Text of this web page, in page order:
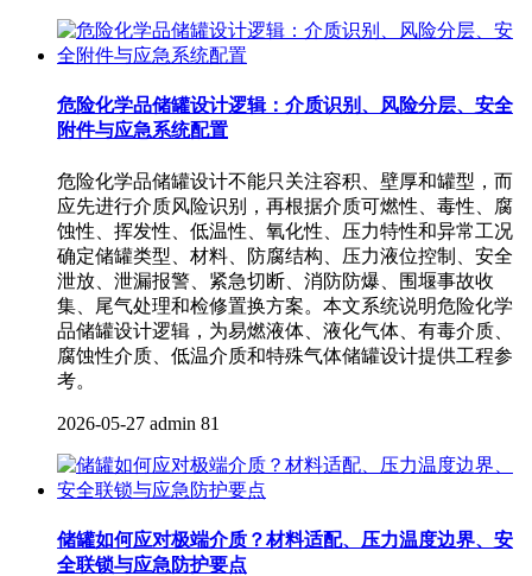
危险化学品储罐设计逻辑：介质识别、风险分层、安全
附件与应急系统配置
危险化学品储罐设计不能只关注容积、壁厚和罐型，而
应先进行介质风险识别，再根据介质可燃性、毒性、腐
蚀性、挥发性、低温性、氧化性、压力特性和异常工况
确定储罐类型、材料、防腐结构、压力液位控制、安全
泄放、泄漏报警、紧急切断、消防防爆、围堰事故收
集、尾气处理和检修置换方案。本文系统说明危险化学
品储罐设计逻辑，为易燃液体、液化气体、有毒介质、
腐蚀性介质、低温介质和特殊气体储罐设计提供工程参
考。
2026-05-27 admin 81
储罐如何应对极端介质？材料适配、压力温度边界、安
全联锁与应急防护要点